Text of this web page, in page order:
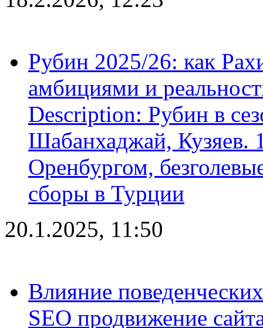
Рубин 2025/26: как
амбициями и
Description: Рубин в
Шабанхаджай, Кузяев.
Оренбургом,
сборы в Турции
20.1.2025, 11:50
Влияние
SEO продвижение